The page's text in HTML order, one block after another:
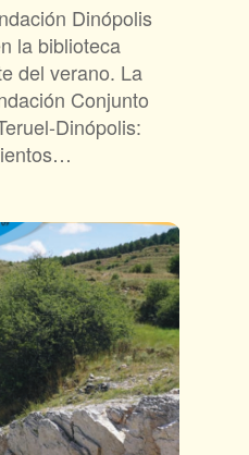
Dinópolis
la biblioteca
del verano. La
Conjunto
Dinópolis: